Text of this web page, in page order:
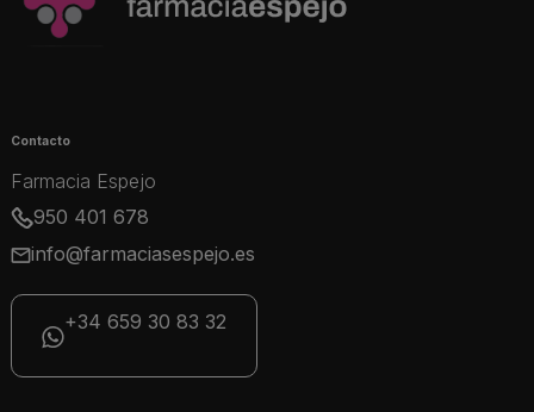
Contacto
Farmacia Espejo
950 401 678
info@farmaciasespejo.es
+34 659 30 83 32